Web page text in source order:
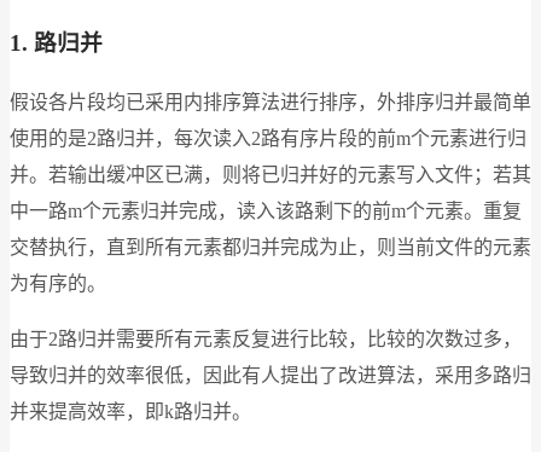
1. 路归并
假设各片段均已采用内排序算法进行排序，外排序归并最简单
使用的是2路归并，每次读入2路有序片段的前m个元素进行归
并。若输出缓冲区已满，则将已归并好的元素写入文件；若其
中一路m个元素归并完成，读入该路剩下的前m个元素。重复
交替执行，直到所有元素都归并完成为止，则当前文件的元素
为有序的。
由于2路归并需要所有元素反复进行比较，比较的次数过多，
导致归并的效率很低，因此有人提出了改进算法，采用多路归
并来提高效率，即k路归并。